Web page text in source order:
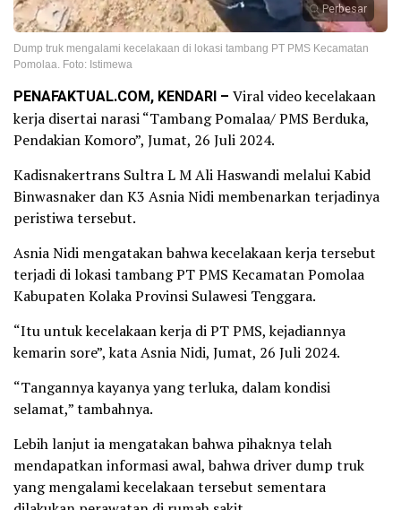
Perbesar
Dump truk mengalami kecelakaan di lokasi tambang PT PMS Kecamatan
Pomolaa. Foto: Istimewa
PENAFAKTUAL.COM, KENDARI – Viral video kecelakaan
kerja disertai narasi “Tambang Pomalaa/ PMS Berduka,
Pendakian Komoro”, Jumat, 26 Juli 2024.
Kadisnakertrans Sultra L M Ali Haswandi melalui Kabid
Binwasnaker dan K3 Asnia Nidi membenarkan terjadinya
peristiwa tersebut.
Asnia Nidi mengatakan bahwa kecelakaan kerja tersebut
terjadi di lokasi tambang PT PMS Kecamatan Pomolaa
Kabupaten Kolaka Provinsi Sulawesi Tenggara.
“Itu untuk kecelakaan kerja di PT PMS, kejadiannya
kemarin sore”, kata Asnia Nidi, Jumat, 26 Juli 2024.
“Tangannya kayanya yang terluka, dalam kondisi
selamat,” tambahnya.
Lebih lanjut ia mengatakan bahwa pihaknya telah
mendapatkan informasi awal, bahwa driver dump truk
yang mengalami kecelakaan tersebut sementara